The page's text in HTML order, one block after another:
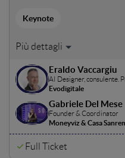
Keynote
Intelligenza Artificiale e
processi. In mezzo, la
regole, etica e governance
tecnologie.
Eraldo Vaccargiu
AI Designer, consulente.
Evodigitale
Gabriele Del Mese
Founder & Coordinator
Moneyviz & Casa
Full Ticket